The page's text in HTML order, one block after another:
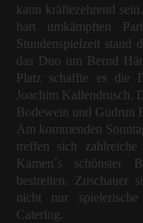
kann kräftezehrend
hart umkämpften
Stundenspielzeit stand
das Duo um Bernd
Platz schaffte es die
Joachim Kallendrusch.
Bodewein und Gudrun
Am kommenden
treffen sich
Kamen´s schönster
bestreiten. Zuschauer
nicht nur
Catering.